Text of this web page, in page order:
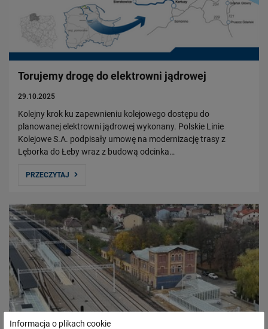
Torujemy drogę do elektrowni jądrowej
29.10.2025
Kolejny krok ku zapewnieniu kolejowego dostępu do
planowanej elektrowni jądrowej wykonany. Polskie Linie
Kolejowe S.A. podpisały umowę na modernizację trasy z
Lęborka do Łeby wraz z budową odcinka…
PRZECZYTAJ
Informacja o plikach cookie